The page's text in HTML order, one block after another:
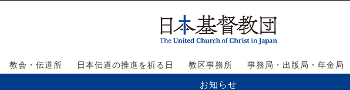
教会・伝道所 日本伝道の推進を祈る日 教区事務所 事務局・出版局・年金局
お知らせ